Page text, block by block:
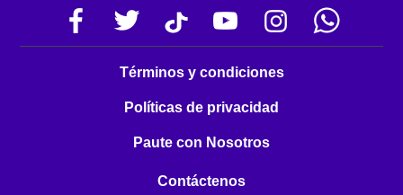
Términos y condiciones
Políticas de privacidad
Paute con Nosotros
Contáctenos